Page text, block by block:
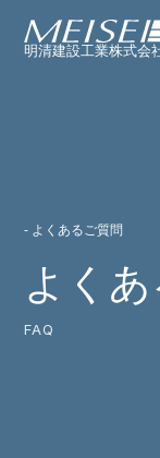
明清建設工業株式会
- よくあるご質問
よく
FAQ